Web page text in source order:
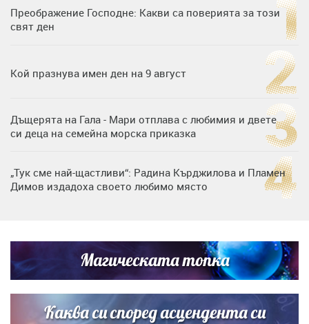
Преображение Господне: Какви са поверията за този
свят ден
Кой празнува имен ден на 9 август
Дъщерята на Гала - Мари отплава с любимия и двете
си деца на семейна морска приказка
„Тук сме най-щастливи“: Радина Кърджилова и Пламен
Димов издадоха своето любимо място
кадри с Башар Рахал и малкия им син
Дъщерята на Тодор Батков вдигна сватба, Стоичков и
Братя Аргирови я изненадаха с песен
Магическата топка
Каква си според асцендента си